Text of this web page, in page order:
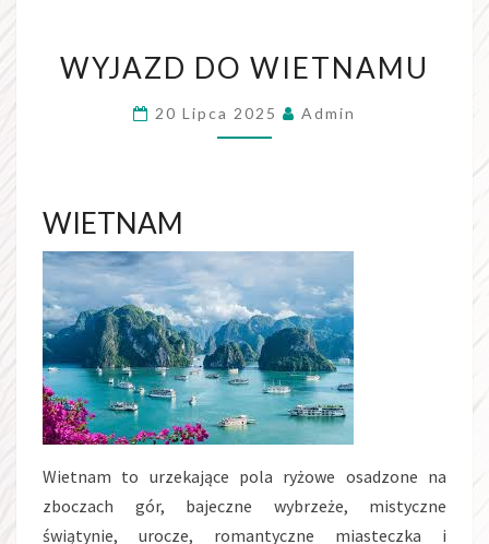
DO
WIETNAMU
WYJAZD DO WIETNAMU
20 Lipca 2025 Admin
WIETNAM
Wietnam to urzekające pola ryżowe osadzone na
zboczach gór, bajeczne wybrzeże, mistyczne
świątynie, urocze, romantyczne miasteczka i